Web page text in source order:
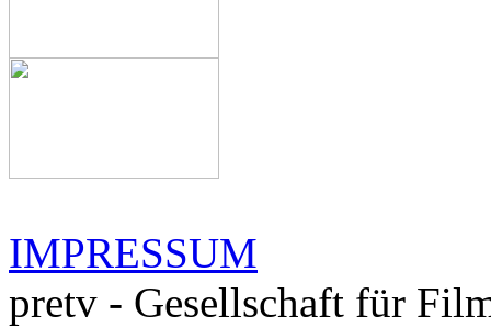
IMPRESSUM
pretv - Gesellschaft für